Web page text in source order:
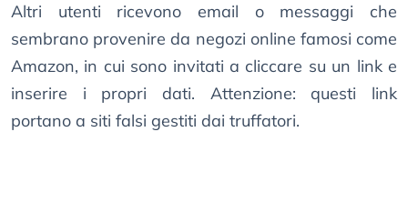
Altri utenti ricevono email o messaggi che
sembrano provenire da negozi online famosi come
Amazon, in cui sono invitati a cliccare su un link e
inserire i propri dati. Attenzione: questi link
portano a siti falsi gestiti dai truffatori.